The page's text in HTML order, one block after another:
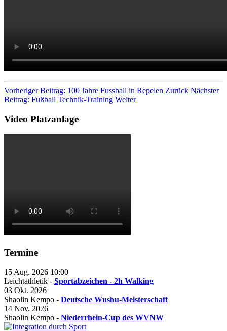
Vorheriger Beitrag: 100 Jahre Fussball in Repelen Zurück Nächster
Beitrag: Fußball Technik-Training Weiter
Video Platzanlage
Termine
15 Aug. 2026 10:00
Leichtathletik - Sportabzeichen - 2h Walking
03 Okt. 2026
Shaolin Kempo - Deutsche Wushu-Meisterschaft
14 Nov. 2026
Shaolin Kempo - Niederrhein-Cup des WVNW